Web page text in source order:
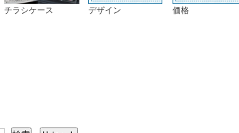
チラシケース デザイン 価格